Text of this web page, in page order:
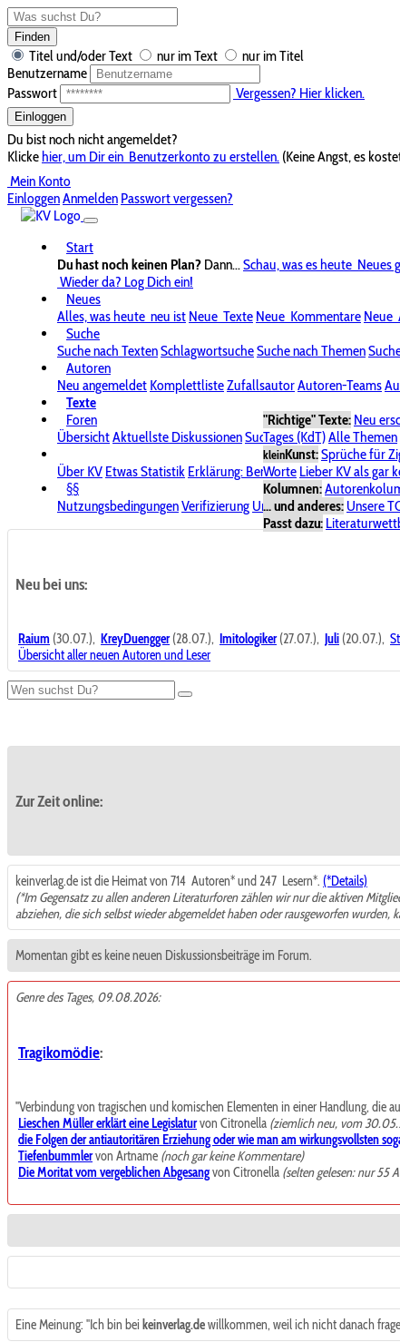
Finden
Titel und/oder Text nur im Text
nur im Titel
Benutzername
Passwort
Vergessen? Hier klicken.
Einloggen
Du bist noch nicht angemeldet?
Klickehier, um Dir ein Benutzerkonto zu erstellen. (Keine Angst, es
Mein Konto
EinloggenAnmelden Passwort vergessen?
Start
Du hast noch keinen Plan? Dann...Schau, was es heute Neues
Wieder da? Log Dich ein!
Neues
Alles, was heute neu ist Neue Texte Neue Kommentare Neue
Suche
Suche nach TextenSchlagwortsucheSuche nach Themen
Autoren
Neu angemeldet KomplettlisteZufallsautorAutoren-Teams
Texte
"Richtige" Texte: Neu
Tages (KdT)Alle Themen
kleinKunst:Sprüche für
Worte Lieber KV als gar
Kolumnen:
... und anderes: Unsere
Passt dazu:
Foren
ÜbersichtAktuellste DiskussionenSuche im ForumBereich
Über KV Etwas Statistik Erklärung: BenutzersymboleSpende
§§
NutzungsbedingungenVerifizierung UrheberrechtAvatare &
Neu bei uns:
Raium (30.07.), KreyDuengger(28.07.), Imitologiker(27.07.), Juli (20.07.),
Übersicht aller neuen Autoren und Leser
Zur Zeit online:
keinverlag.de ist die Heimat von 714 Autoren* und 247 Lesern*. (*Details)
(*Im Gegensatz zu allen anderen Literaturforen zählen wir nur die aktiven
abziehen, die sich selbst wieder abgemeldet haben oder rausgeworfen wurden,
Momentan gibt es keine neuen Diskussionsbeiträge im Forum.
Genre des Tages, 09.08.2026:
Tragikomödie:
"Verbindung von tragischen und komischen Elementen in einer Handlung, die
Lieschen Müller erklärt eine Legislaturvon Citronella (ziemlich neu, vom
die Folgen der antiautoritären Erziehung oder wie man am wirkungsvollsten
Tiefenbummlervon Artname (noch gar keine Kommentare)
Die Moritat vom vergeblichen Abgesangvon Citronella (selten gelesen: nur 55
Eine Meinung: "Ich bin bei keinverlag.dewillkommen, weil ich nicht danach